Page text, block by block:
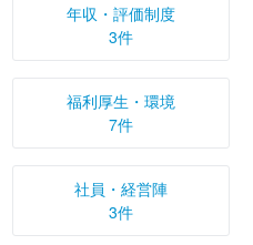
年収・評価制度
3件
福利厚生・環境
7件
社員・経営陣
3件